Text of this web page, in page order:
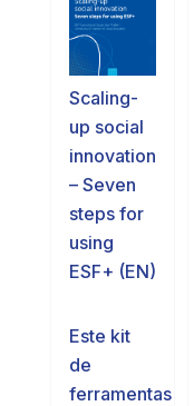
Scaling-
up social
innovation
– Seven
steps for
using
ESF+ (EN)
Este kit
de
ferramentas